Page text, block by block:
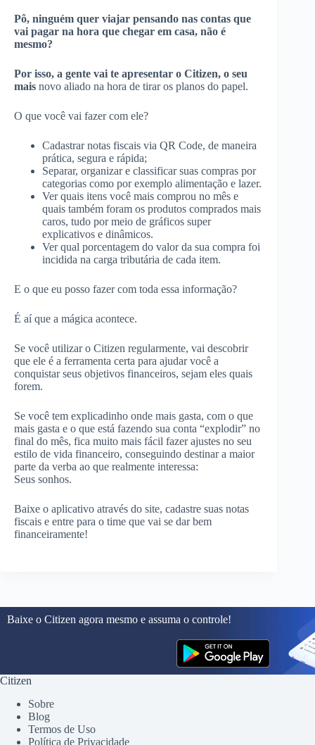
Pô, ninguém quer viajar pensando nas contas que
vai pagar na hora que chegar em casa, não é
mesmo?
Por isso, a gente vai te apresentar o Citizen, o seu
mais novo aliado na hora de tirar os planos do papel.
O que você vai fazer com ele?
Cadastrar notas fiscais via QR Code, de maneira
prática, segura e rápida;
Separar, organizar e classificar suas compras por
categorias como por exemplo alimentação e lazer.
Ver quais itens você mais comprou no mês e
quais também foram os produtos comprados mais
caros, tudo por meio de gráficos super
explicativos e dinâmicos.
Ver qual porcentagem do valor da sua compra foi
incidida na carga tributária de cada item.
E o que eu posso fazer com toda essa informação?
É aí que a mágica acontece.
Se você utilizar o Citizen regularmente, vai descobrir
que ele é a ferramenta certa para ajudar você a
conquistar seus objetivos financeiros, sejam eles quais
forem.
Se você tem explicadinho onde mais gasta, com o que
mais gasta e o que está fazendo sua conta “explodir” no
final do mês, fica muito mais fácil fazer ajustes no seu
estilo de vida financeiro, conseguindo destinar a maior
parte da verba ao que realmente interessa:
Seus sonhos.
Baixe o aplicativo através do site, cadastre suas notas
fiscais e entre para o time que vai se dar bem
financeiramente!
Baixe o Citizen agora mesmo e assuma o controle!
Citizen
Sobre
Blog
Termos de Uso
Política de Privacidade